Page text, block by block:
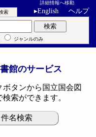
詳細情報へ移動
▸English ヘルプ
索
検索
ジャンルのみ
館のサービス
ボタンから国立国会図
索ができます。
件名検索